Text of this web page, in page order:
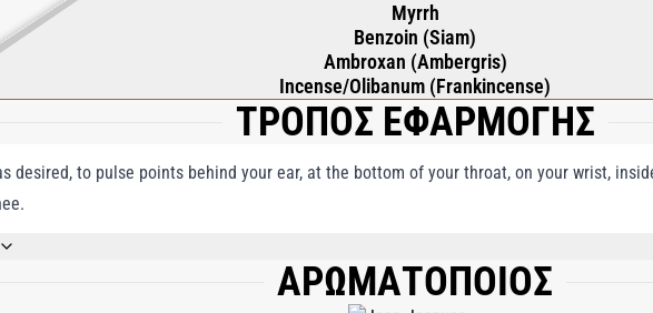
Myrrh
Benzoin (Siam)
Ambroxan (Ambergris)
Incense/Olibanum (Frankincense)
ΤΡΟΠΟΣ ΕΦΑΡΜΟΓΗΣ
desired, to pulse points behind your ear, at the bottom of your throat, on your wrist,
FRAGRANCE/PARFUM, WATER/AQUA, BUTYL METHOXYDIBENZOYLMETHANE, LINALOOL,
CITRATE, CINNAMAL, EUGENOL, BENZYL BENZOATE, CI 19140, CI 14700, CI
ΑΡΩΜΑΤΟΠΟΙΟΣ